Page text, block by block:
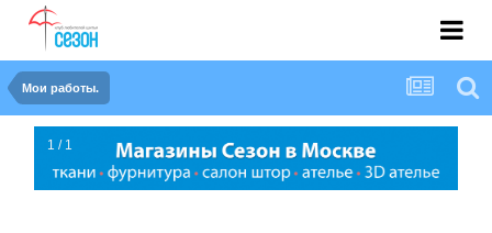
Мои работы.
1 / 1